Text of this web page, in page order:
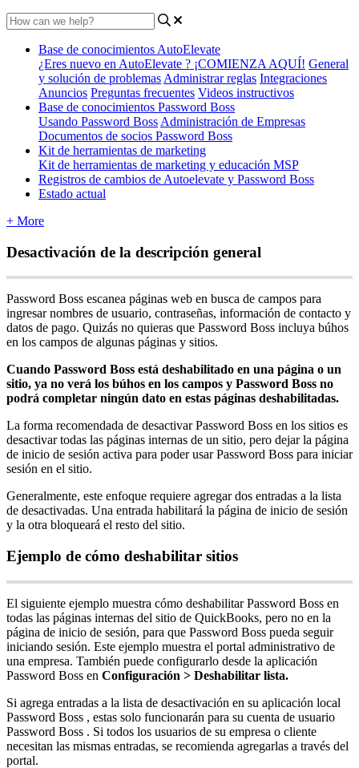
Base de conocimientos AutoElevate
¿Eres nuevo en AutoElevate ? ¡COMIENZA AQUÍ! General
y solución de problemas Administrar reglas Integraciones
Anuncios Preguntas frecuentes Videos instructivos
Base de conocimientos Password Boss
Usando Password Boss Administración de Empresas
Documentos de socios Password Boss
Kit de herramientas de marketing
Kit de herramientas de marketing y educación MSP
Registros de cambios de Autoelevate y Password Boss
Estado actual
+ More
Desactivación de la descripción general
Password Boss escanea páginas web en busca de campos para
ingresar nombres de usuario, contraseñas, información de contacto y
datos de pago. Quizás no quieras que Password Boss incluya búhos
en los campos de algunas páginas y sitios.
Cuando Password Boss está deshabilitado en una página o un
sitio, ya no verá los búhos en los campos y Password Boss no
podrá completar ningún dato en estas páginas deshabilitadas.
La forma recomendada de desactivar Password Boss en los sitios es
desactivar todas las páginas internas de un sitio, pero dejar la página
de inicio de sesión activa para poder usar Password Boss para iniciar
sesión en el sitio.
Generalmente, este enfoque requiere agregar dos entradas a la lista
de desactivadas. Una entrada habilitará la página de inicio de sesión
y la otra bloqueará el resto del sitio.
Ejemplo de cómo deshabilitar sitios
El siguiente ejemplo muestra cómo deshabilitar Password Boss en
todas las páginas internas del sitio de QuickBooks, pero no en la
página de inicio de sesión, para que Password Boss pueda seguir
iniciando sesión. Este ejemplo muestra el portal administrativo de
una empresa. También puede configurarlo desde la aplicación
Password Boss en Configuración > Deshabilitar lista.
Si agrega entradas a la lista de desactivación en su aplicación local
Password Boss , estas solo funcionarán para su cuenta de usuario
Password Boss . Si todos los usuarios de su empresa o cliente
necesitan las mismas entradas, se recomienda agregarlas a través del
portal.